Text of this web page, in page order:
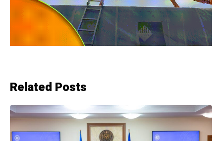
Related Posts